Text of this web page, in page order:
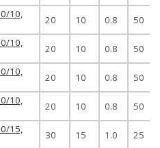
10,
20 10 0.8 50
10,
20 10 0.8 50
10,
20 10 0.8 50
10,
20 10 0.8 50
15,
30 15 1.0 25